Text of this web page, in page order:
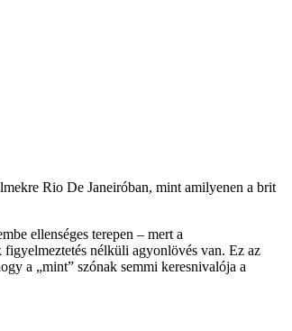
Rio De Janeiróban, mint amilyenen a brit
ellenséges terepen – mert a
nélküli agyonlövés van. Ez az
a „mint” szónak semmi keresnivalója a